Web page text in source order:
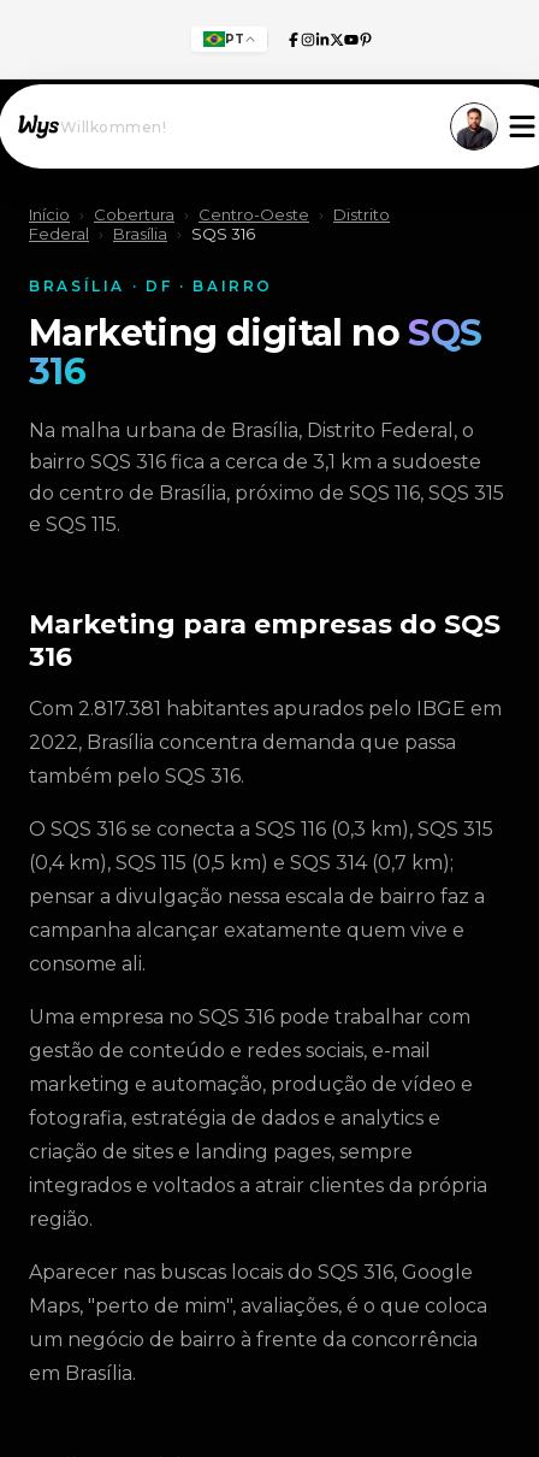
PT
Willkommen!
Início › Cobertura › Centro-Oeste ›
Distrito
Federal
› Brasília › SQS 316
BRASÍLIA · DF · BAIRRO
Marketing digital noSQS
316
Na malha urbana de Brasília, Distrito Federal, o
bairro SQS 316 fica a cerca de 3,1 km a sudoeste
do centro de Brasília, próximo de SQS 116, SQS 315
e SQS 115.
Marketing para empresas do SQS
316
Com 2.817.381 habitantes apurados pelo IBGE em
2022, Brasília concentra demanda que passa
também pelo SQS 316.
O SQS 316 se conecta a SQS 116 (0,3 km), SQS 315
(0,4 km), SQS 115 (0,5 km) e SQS 314 (0,7 km);
pensar a divulgação nessa escala de bairro faz a
campanha alcançar exatamente quem vive e
consome ali.
Uma empresa no SQS 316 pode trabalhar com
gestão de conteúdo e redes sociais, e-mail
marketing e automação, produção de vídeo e
fotografia, estratégia de dados e analytics e
criação de sites e landing pages, sempre
integrados e voltados a atrair clientes da própria
região.
Aparecer nas buscas locais do SQS 316, Google
Maps, "perto de mim", avaliações, é o que coloca
um negócio de bairro à frente da concorrência
em Brasília.